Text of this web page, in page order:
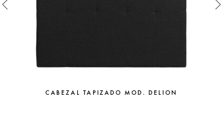
CABEZAL TAPIZADO MOD. DELION